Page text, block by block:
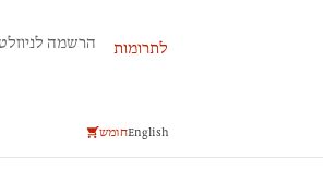
לתרומות הרשמה
Englishחומש